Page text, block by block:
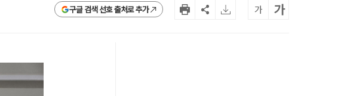
구글 검색 선호 출처로 추가 가 가